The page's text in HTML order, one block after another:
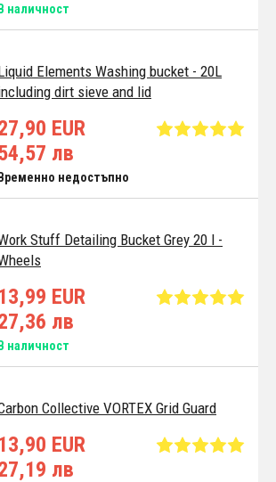
наличност
Elements Washing bucket - 20L
dirt sieve and lid
EUR
лв
недостъпно
Stuff Detailing Bucket Grey 20 l -
13,99 EUR
лв
наличност
Collective VORTEX Grid Guard
13,90 EUR
лв